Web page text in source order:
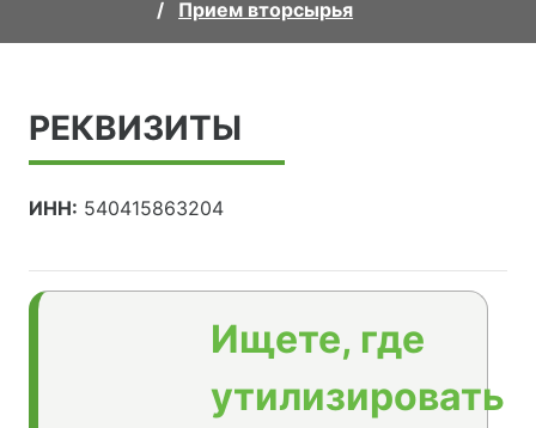
Прием вторсырья
РЕКВИЗИТЫ
ИНН: 540415863204
Ищете, где
утилизировать